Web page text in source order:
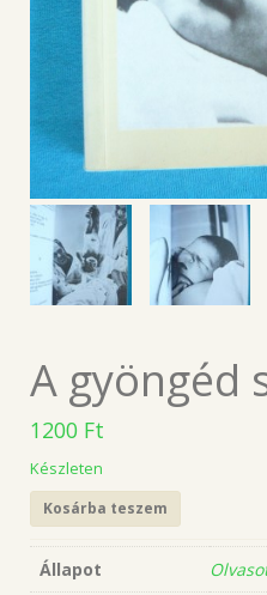
A gyöngéd
1200 Ft
Készleten
Kosárba teszem
Állapot